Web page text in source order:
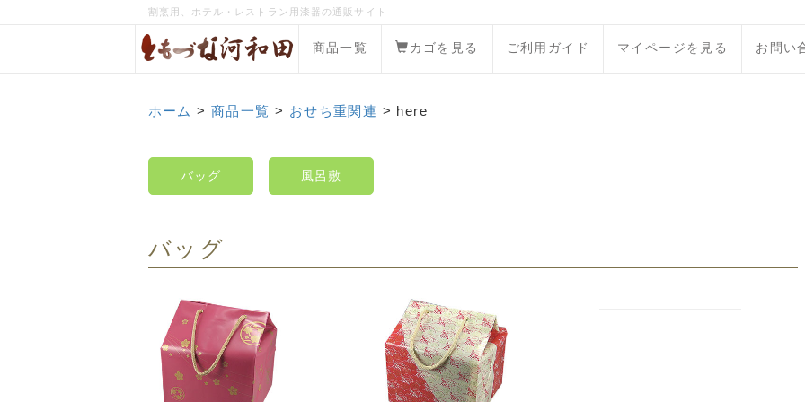
割烹用、ホテル・レストラン用漆器の通販サイト
商品一覧 カゴを見る ご利用ガイド マイページを見る お問い
ホーム > 商品一覧 > おせち重関連 > here
バッグ 風呂敷
バッグ